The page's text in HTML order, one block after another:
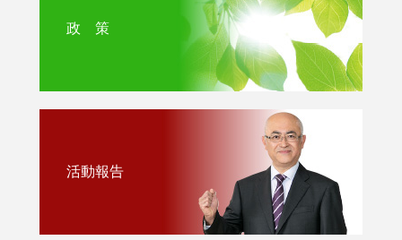
政 策
活動報告